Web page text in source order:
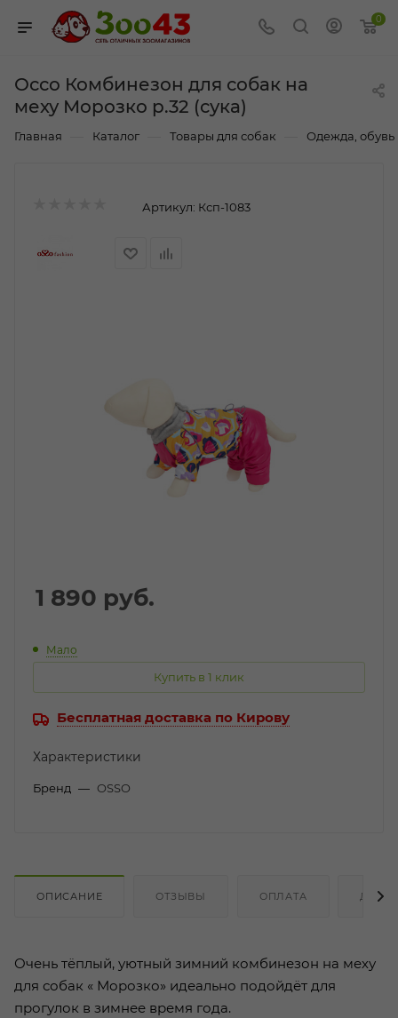
0
Оссо Комбинезон для собак на
меху Морозко р.32 (сука)
Главная Каталог Товары для собак Одежда, обувь
Артикул: Ксп-1083
1 890 руб.
Мало
Купить в 1 клик
Бесплатная доставка по Кирову
Характеристики
Бренд — OSSO
ОПИСАНИЕ ОТЗЫВЫ ОПЛАТА
Очень тёплый, уютный зимний комбинезон на меху
для собак « Морозко» идеально подойдёт для
прогулок в зимнее время года.